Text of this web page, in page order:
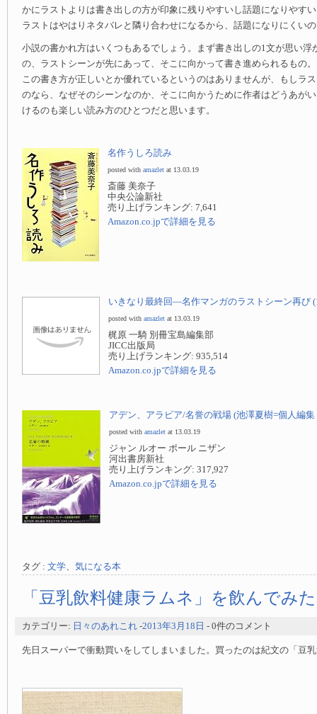
かにラストよりは書き出しの方が印象に残りやすいし話題になりやす
ラストはやはりネタバレと隣り合わせになるから、話題になりにくい
小説の書かれ方はいくつもあるでしょう。まず書き出しの1文が思い浮
の、ラストシーンが先にあって、そこに向かって書き進められるもの。
この書き方が正しいとか優れているというのはありませんが、もしラ
のなら、なぜそのシーンなのか、そこに向かうために作者はどうあが
けるのも楽しい読み方のひとつだと思います。
名作うしろ読み
posted with amazlet at 13.03.19
斎藤 美奈子
中央公論新社
売り上げランキング: 7,641
Amazon.co.jpで詳細を見る
いきなり最終回—名作マンガのラストシーン再び
posted with amazlet at 13.03.19
梶原 一騎 別冊宝島編集部
JICC出版局
売り上げランキング: 935,514
Amazon.co.jpで詳細を見る
アデン、アラビア/名誉の戦場 (池澤夏樹=個人編
posted with amazlet at 13.03.19
ジャン ルオー ポール ニザン
河出書房新社
売り上げランキング: 317,927
Amazon.co.jpで詳細を見る
タグ : 文学、 気になる本
「豆乳飲料健康ラムネ」を飲んでみた
カテゴリー: 日々のあれこれ -2013年3月18日 - 0件のコメント
先日スーパーで衝動買いをしてしまいました。買ったのは紀文の「豆